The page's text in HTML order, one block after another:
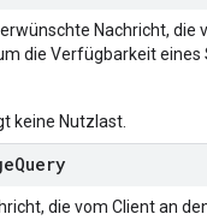
Nachricht, die
die Verfügbarkeit
keine Nutzlast.
Query
die vom Client an